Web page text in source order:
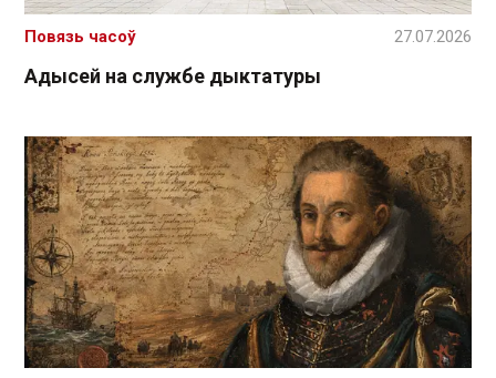
Адысей на службе дыктатуры
Повязь часоў 27.07.2026